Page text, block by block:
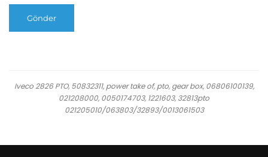
Iveco 2826 PTO, 50832311, power take of, pto, gear box, 06806100139,
021208000, 0050174703, 1221603, 32813pto
021205010/063803/32893/0013061503